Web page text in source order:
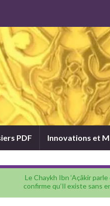
PDF Innovations et
Le Chaykh Ibn ‘Açâkir
confirme qu’Il existe sans